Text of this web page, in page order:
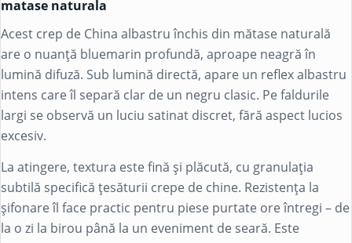
matase naturala
Acest crep de China albastru închis din mătase naturală
are o nuanță bluemarin profundă, aproape neagră în
lumină difuză. Sub lumină directă, apare un reflex albastru
intens care îl separă clar de un negru clasic. Pe faldurile
largi se observă un luciu satinat discret, fără aspect lucios
excesiv.
La atingere, textura este fină și plăcută, cu granulația
subtilă specifică țesăturii crepe de chine. Rezistența la
șifonare îl face practic pentru piese purtate ore întregi – de
la o zi la birou până la un eveniment de seară. Este